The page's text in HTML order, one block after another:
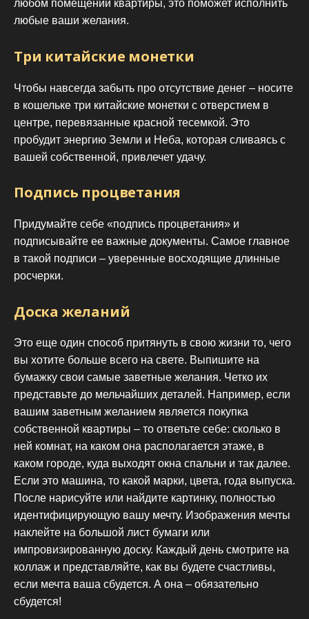
любом помещении квартиры, это поможет исполнить
любые ваши желания.
Три китайские монетки
Чтобы навсегда забыть про отсутствие денег – носите
в кошельке три китайские монетки с отверстием в
центре, перевязанные красной тесемкой. Это
пробудит энергию Земли и Неба, которая сливаясь с
вашей собственной, привлечет удачу.
Подпись процветания
Придумайте себе «подпись процветания» и
подписывайте ее важные документы. Самое главное
в такой подписи – уверенные восходящие длинные
росчерки.
Доска желаний
Это еще один способ притянуть в свою жизни то, чего
вы хотите больше всего на свете. Выпишите на
бумажку свои самые заветные желания. Четко их
представьте до мельчайших деталей. Например, если
вашим заветным желанием является покупка
собственной квартиры – то ответьте себе: сколько в
ней комнат, на каком она располагается этаже, в
каком городе, куда выходят окна спальни и так далее.
Если это машина, то какой марки, цвета, года выпуска.
После нарисуйте или найдите картинку, полностью
идентифицирующую вашу мечту. Изображения мечты
наклейте на большой лист бумаги или
импровизированную доску. Каждый день смотрите на
коллаж и представляйте, как вы будете счастливы,
если мечта ваша сбудется. А она – обязательно
сбудется!